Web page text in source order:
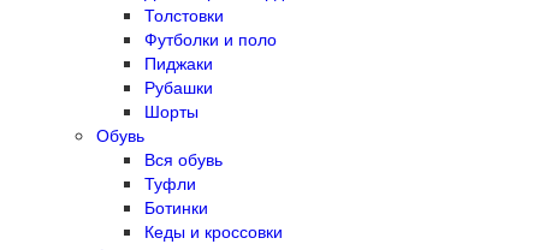
Толстовки
Футболки и поло
Пиджаки
Рубашки
Шорты
Обувь
Вся обувь
Туфли
Ботинки
Кеды и кроссовки